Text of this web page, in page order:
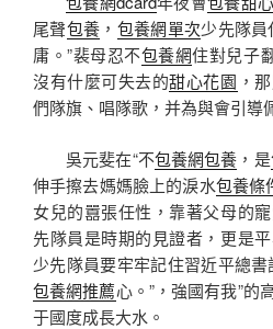
尾聲包養 ， 包養網單次少先隊員
庸。”裴母忍不包養網住對兒子
沒有什麼可失去的甜心花園 ，
們隊旗、唱隊歌，并為與會引導
吳元斐在“不包養網包養 ，是
伸手擦去媽媽臉上的淚水包養條
女兒的囂張任性，靠著父母的
先隊員是時期的見證者，更是
少先隊員要牢牢記住習近平總
包養網推薦心。”，強國有我”的
于國度成長大水。